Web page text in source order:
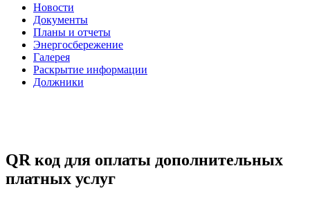
Новости
Документы
Планы и отчеты
Энергосбережение
Галерея
Раскрытие информации
Должники
QR код для оплаты дополнительных
платных услуг